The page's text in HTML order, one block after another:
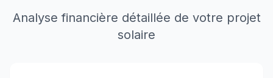
Analyse financière détaillée de votre projet
solaire